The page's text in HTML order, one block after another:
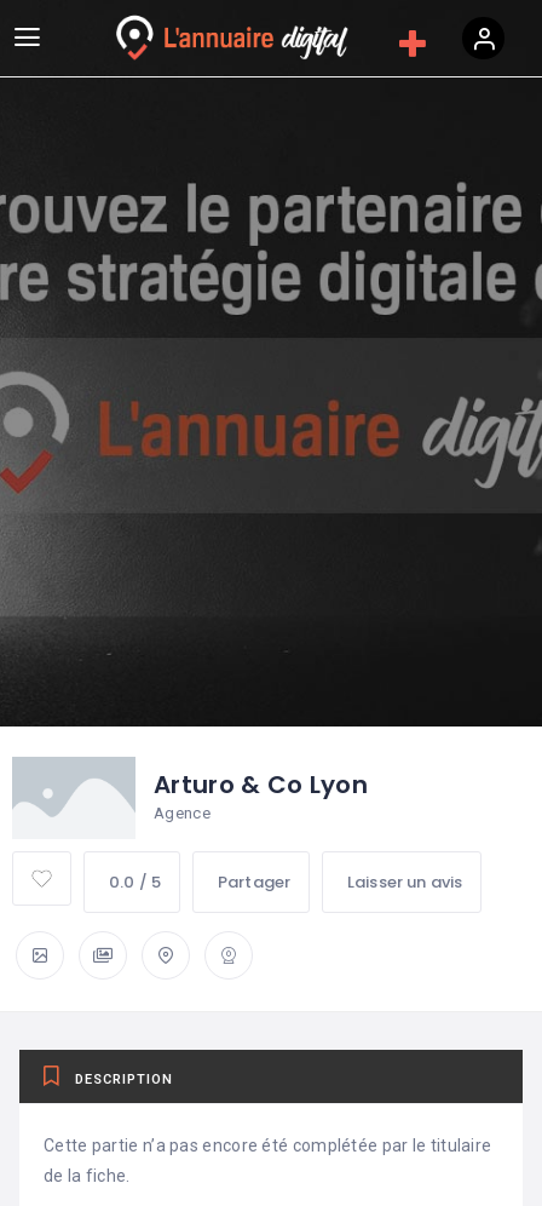
Arturo & Co Lyon
Agence
0.0 / 5 Partager Laisser un avis
DESCRIPTION
Cette partie n’a pas encore été complétée par le titulaire
de la fiche.